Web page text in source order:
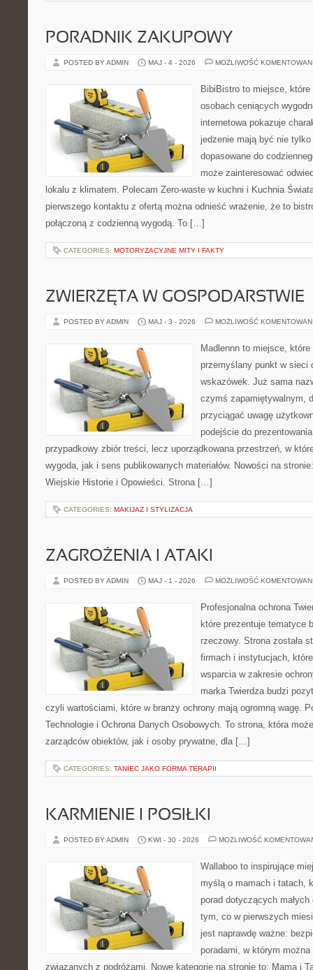
PORADNIK ZAKUPOWY
POSTED BY ADMIN MAJ - 4 - 2026 MOŻLIWOŚĆ
BibiBistro to miejsce, które
osobach ceniących
internetowa pokazuje
jedzenie mają być nie
dopasowane do
może zainteresować
lokalu z klimatem. Polecam Zero-waste w kuchni i Kuchnia
pierwszego kontaktu z ofertą można odnieść wrażenie, że to
połączoną z codzienną wygodą. To […]
CATEGORIES: MOTORYZACYJNE MITY I FAKTY
ZWIERZĘTA W GOSPODARSTWIE
POSTED BY ADMIN MAJ - 3 - 2026 MOŻLIWOŚĆ
Madlennn to miejsce,
przemyślany punkt w sieci
wskazówek. Już sama
czymś zapamiętywalnym,
przyciągać uwagę
podejście do
przypadkowy zbiór treści, lecz uporządkowana przestrzeń, w
wygoda, jak i sens publikowanych materiałów. Nowości na
Wiejskie Historie i Opowieści. Strona […]
CATEGORIES: MAKIJAŻ I STYLIZACJA
ZAGROŻENIA I ATAKI
POSTED BY ADMIN MAJ - 1 - 2026 MOŻLIWOŚĆ
Profesjonalna ochrona
które prezentuje tematyce
rzeczowy. Strona została
firmach i instytucjach,
wsparcia w zakresie
marka Twierdza budzi
czyli wartościami, które w branży ochrony mają ogromną wagę.
Technologie i Ochrona Danych Osobowych. To strona, która
zarządców obiektów, jak i osoby prywatne, dla […]
CATEGORIES: TANIEC JAKO FORMA TERAPII
KARMIENIE I POSIŁKI
POSTED BY ADMIN KWI - 30 - 2026 MOŻLIWOŚĆ
Wallaboo to inspirujące
myślą o mamach i tatach,
porad dotyczących
tym, co w pierwszych
jest naprawdę ważne:
poradami, w którym
związanych z podróżami. Nowe kategorie na stronie to: Mama i